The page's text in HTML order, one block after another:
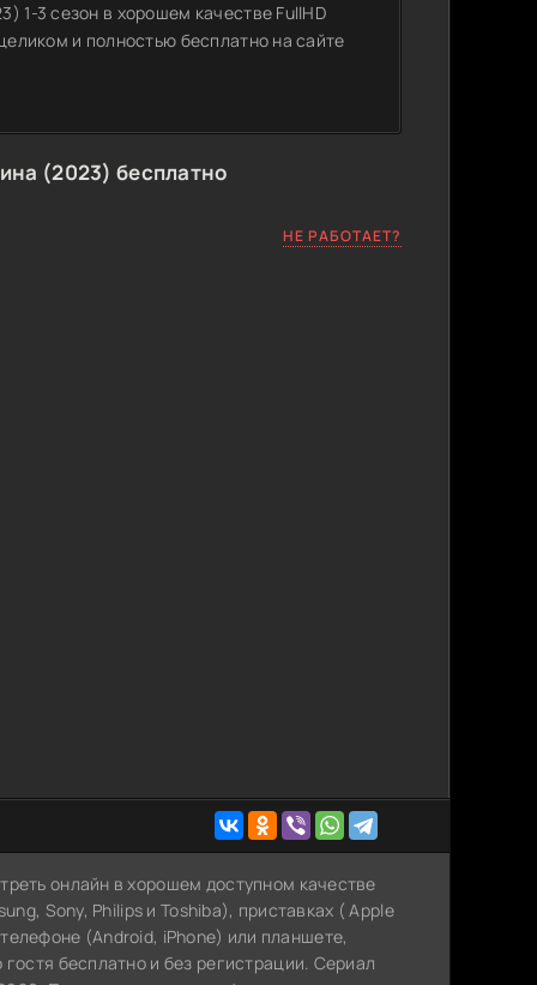
1-3 сезон в хорошем качестве FullHD
и полностью бесплатно на сайте
(2023) бесплатно
НЕ РАБОТАЕТ?
онлайн в хорошем доступном качестве
Sony, Philips и Toshiba), приставках ( Apple
телефоне (Android, iPhone) или планшете,
бесплатно и без регистрации. Сериал